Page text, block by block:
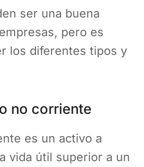
ser una buena
pero es
los diferentes tipos y
no corriente
es un activo a
vida útil superior a un